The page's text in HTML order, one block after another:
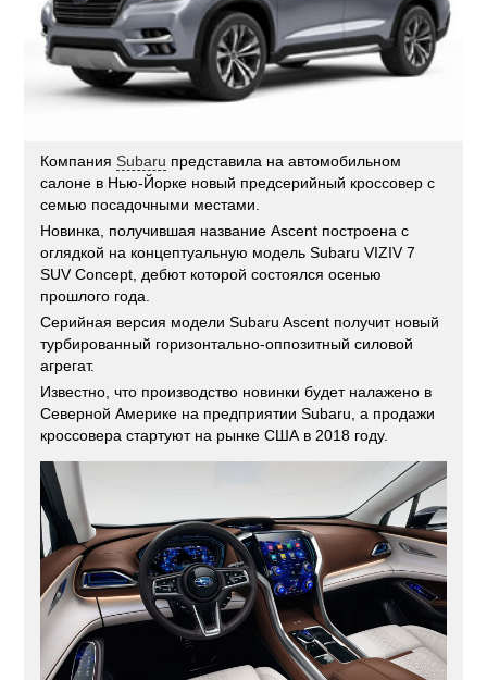
Компания Subaru представила на автомобильном
салоне в Нью-Йорке новый предсерийный кроссовер с
семью посадочными местами.
Новинка, получившая название Ascent построена с
оглядкой на концептуальную модель Subaru VIZIV 7
SUV Concept, дебют которой состоялся осенью
прошлого года.
Серийная версия модели Subaru Ascent получит новый
турбированный горизонтально-оппозитный силовой
агрегат.
Известно, что производство новинки будет налажено в
Северной Америке на предприятии Subaru, а продажи
кроссовера стартуют на рынке США в 2018 году.